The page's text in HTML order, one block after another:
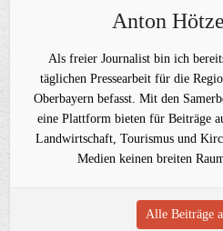
Anton
Als freier Journalist bin ich
täglichen Pressearbeit für die
Oberbayern befasst. Mit den
eine Plattform bieten für Beiträge
Landwirtschaft, Tourismus und
Medien keinen breiten
Alle Beiträge